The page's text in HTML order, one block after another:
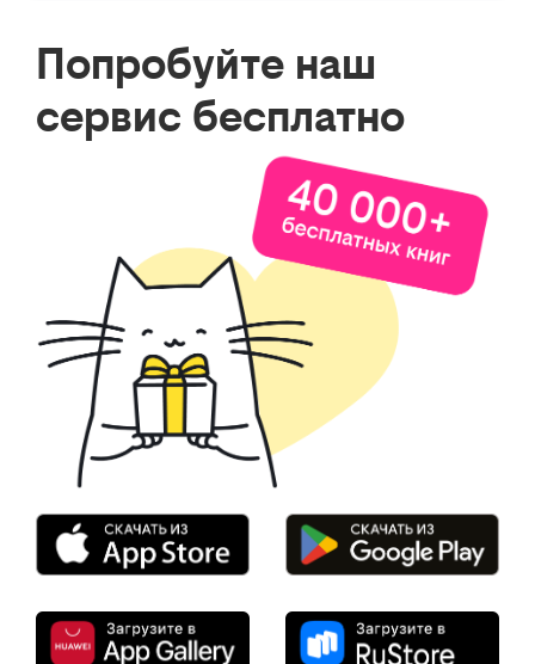
Попробуйте наш
сервис бесплатно